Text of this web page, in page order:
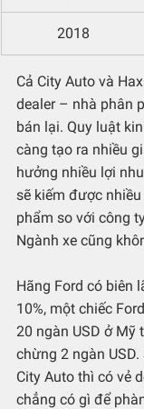
2018
Cả City Auto và
dealer – nhà phân
bán lại. Quy luật
càng tạo ra nhiều
hưởng nhiều lợi
sẽ kiếm được
phẩm so với công
Ngành xe cũng
Hãng Ford có biên
10%, một chiếc
20 ngàn USD ở Mỹ
chừng 2 ngàn
City Auto thì có vẻ
chẳng có gì để